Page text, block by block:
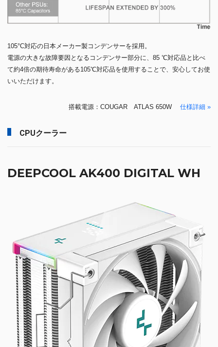
105°C対応の日本メーカー製コンデンサーを採用。
電源の大きな故障要因となるコンデンサー部分に、85 ℃対応品と比べ
て約4倍の期待寿命がある105℃対応品を使用することで、安心してお使
いいただけます。
搭載電源：COUGAR ATLAS 650W 仕様詳細 »
CPUクーラー
DEEPCOOL AK400 DIGITAL WH